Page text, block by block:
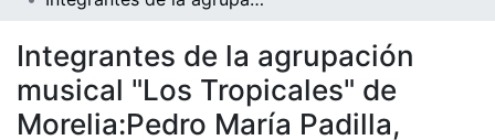
Integrantes de la agrupación
musical "Los Tropicales" de
Morelia:Pedro María Padilla,